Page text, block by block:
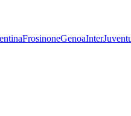
FrosinoneGenoaInter